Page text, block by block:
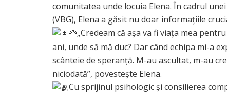
comunitatea unde locuia Elena. În cadrul
(VBG), Elena a găsit nu doar informațiile
„Credeam că așa va fi viața mea
ani, unde să mă duc? Dar când echipa mi-a
scânteie de speranță. M-au ascultat, m-au
niciodată”, povestește Elena.
Cu sprijinul psihologic și consilierea